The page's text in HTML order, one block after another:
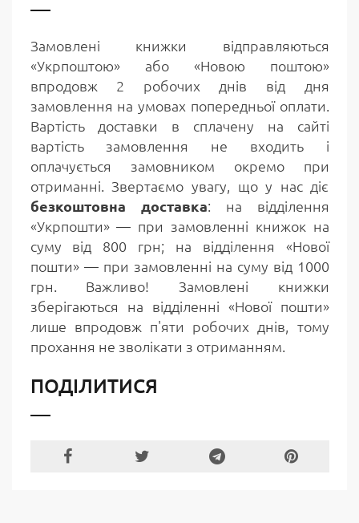
Замовлені книжки відправляються
«Укрпоштою» або «Новою поштою»
впродовж 2 робочих днів від дня
замовлення на умовах попередньої оплати.
Вартість доставки в сплачену на сайті
вартість замовлення не входить і
оплачується замовником окремо при
отриманні. Звертаємо увагу, що у нас діє
безкоштовна доставка: на відділення
«Укрпошти» — при замовленні книжок на
суму від 800 грн; на відділення «Нової
пошти» — при замовленні на суму від 1000
грн. Важливо! Замовлені книжки
зберігаються на відділенні «Нової пошти»
лише впродовж п'яти робочих днів, тому
прохання не зволікати з отриманням.
ПОДІЛИТИСЯ